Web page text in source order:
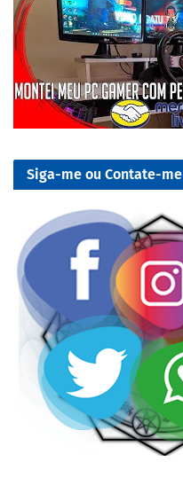
Siga-me ou Contate-me